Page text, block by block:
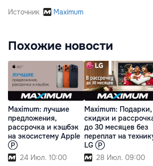
Источник Maximum
Похожие новости
Maximum: лучшие
предложения,
рассрочка и кэшбэк
на экосистему Apple
Ⓟ
24 Июл. 10:00
Maximum: Подарки,
скидки и
до 30 месяцев без
переплат на
LG Ⓟ
28 Июл. 09:00